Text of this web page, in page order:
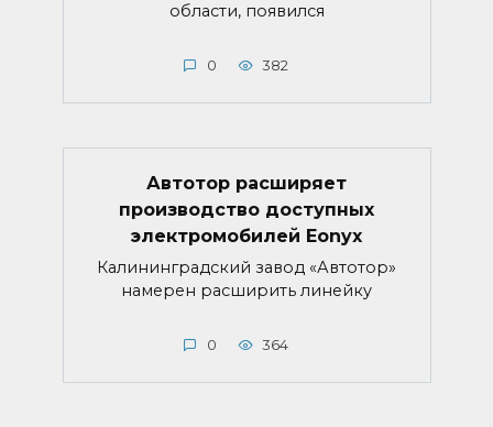
области, появился
0 382
Автотор расширяет
производство доступных
электромобилей Eonyx
Калининградский завод «Автотор»
намерен расширить линейку
0 364